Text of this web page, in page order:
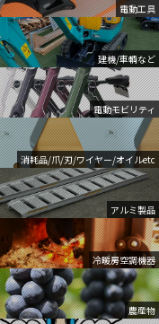
電動工具
建機/車輌など
電動モビリティ
消耗品/爪/刃/ワイヤー/オイルetc
アルミ製品
冷暖房空調機器
農産物